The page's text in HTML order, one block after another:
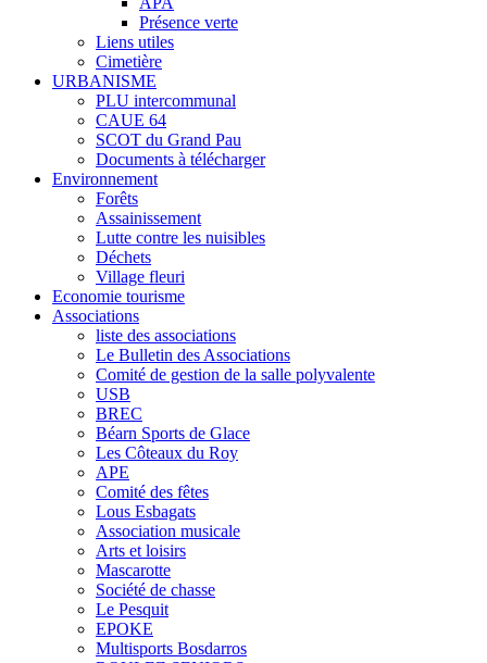
Présence verte
Liens utiles
Cimetière
URBANISME
PLU intercommunal
CAUE 64
SCOT du Grand Pau
Documents à télécharger
Environnement
Forêts
Assainissement
Lutte contre les nuisibles
Déchets
Village fleuri
Economie tourisme
Associations
liste des associations
Le Bulletin des Associations
Comité de gestion de la salle polyvalente
USB
BREC
Béarn Sports de Glace
Les Côteaux du Roy
APE
Comité des fêtes
Lous Esbagats
Association musicale
Arts et loisirs
Mascarotte
Société de chasse
Le Pesquit
EPOKE
Multisports Bosdarros